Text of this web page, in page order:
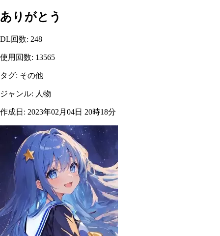
ありがとう
DL回数: 248
使用回数: 13565
タグ: その他
ジャンル: 人物
作成日 : 2023年02月04日 20時18分